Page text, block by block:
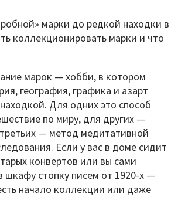
марок — хобби, в котором
география, графика и азарт
Для одних это способ
по миру, для других —
— метод медитативной
Если у вас в доме сидит
конвертов или вы сами
шкафу стопку писем от 1920-х —
начало коллекции или даже